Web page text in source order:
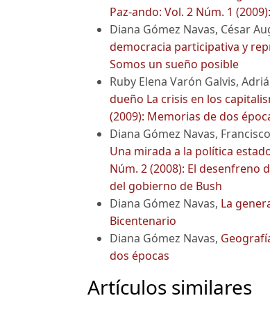
Paz-ando: Vol. 2 Núm. 1
Diana Gómez Navas, César
democracia participativa y
Somos un sueño posible
Ruby Elena Varón Galvis,
dueño La crisis en los
(2009): Memorias de dos
Diana Gómez Navas,
Una mirada a la política
Núm. 2 (2008): El desenfreno
del gobierno de Bush
Diana Gómez Navas, La
Bicentenario
Diana Gómez Navas,
dos épocas
Artículos similares